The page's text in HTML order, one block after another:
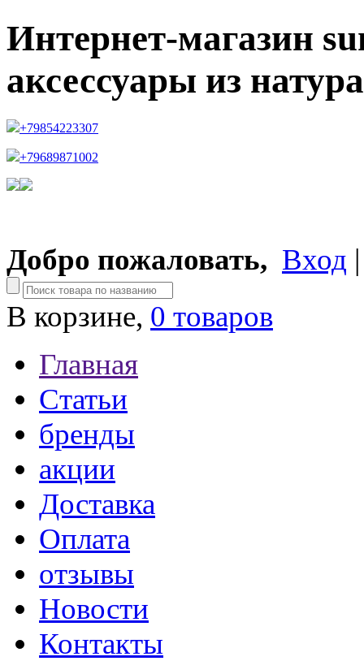
Интернет-магазин
аксессуары из
+79854223307
+79689871002
Добро пожаловать, Вход
В корзине, 0 товаров
Главная
Статьи
бренды
акции
Доставка
Оплата
отзывы
Новости
Контакты